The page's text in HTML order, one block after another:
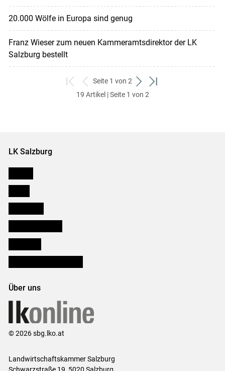
20.000 Wölfe in Europa sind genug
Franz Wieser zum neuen Kammeramtsdirektor der LK
Salzburg bestellt
zum
ersten
zurück
zum
Seite 1 von 2
weiter
zum
zum
19 Artikel | Seite 1 von 2
LK Salzburg
Über uns
© 2026 sbg.lko.at
Landwirtschaftskammer Salzburg